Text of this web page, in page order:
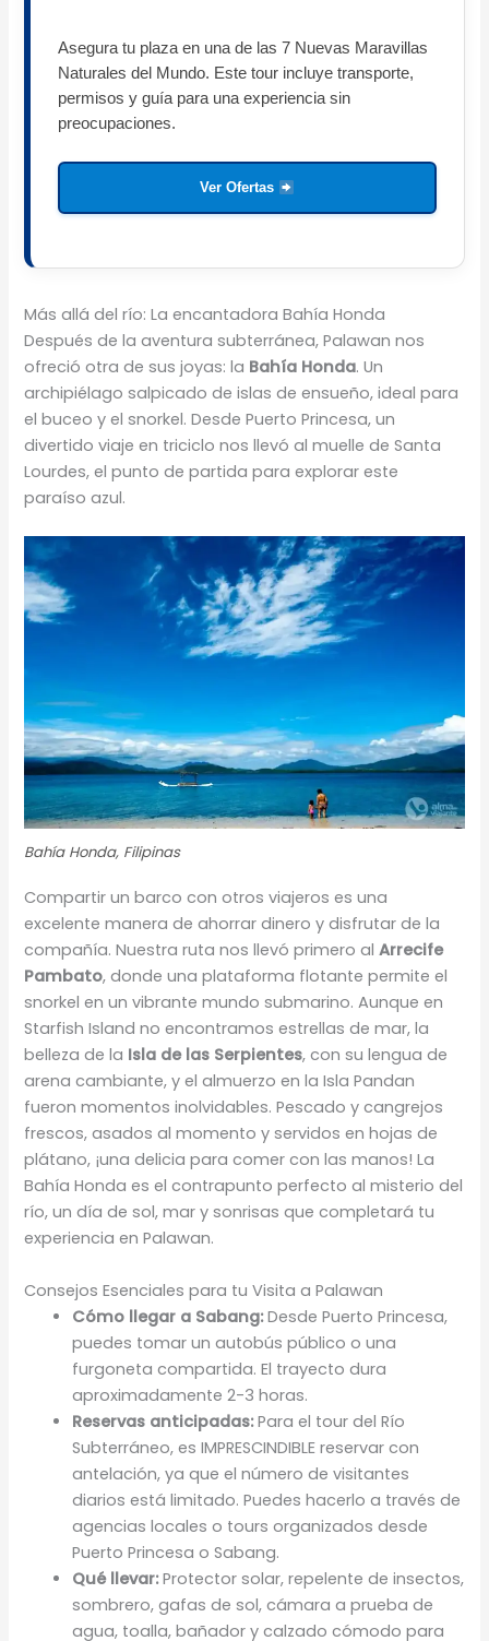
Asegura tu plaza en una de las 7 Nuevas Maravillas
Naturales del Mundo. Este tour incluye transporte,
permisos y guía para una experiencia sin
preocupaciones.
Ver Ofertas
Más allá del río: La encantadora Bahía Honda
Después de la aventura subterránea, Palawan nos
ofreció otra de sus joyas: la Bahía Honda. Un
archipiélago salpicado de islas de ensueño, ideal para
el buceo y el snorkel. Desde Puerto Princesa, un
divertido viaje en triciclo nos llevó al muelle de Santa
Lourdes, el punto de partida para explorar este
paraíso azul.
Bahía Honda, Filipinas
Compartir un barco con otros viajeros es una
excelente manera de ahorrar dinero y disfrutar de la
compañía. Nuestra ruta nos llevó primero alArrecife
Pambato, donde una plataforma flotante permite el
snorkel en un vibrante mundo submarino. Aunque en
Starfish Island no encontramos estrellas de mar, la
belleza de la Isla de las Serpientes, con su lengua de
arena cambiante, y el almuerzo en la Isla Pandan
fueron momentos inolvidables. Pescado y cangrejos
frescos, asados al momento y servidos en hojas de
plátano, ¡una delicia para comer con las manos! La
Bahía Honda es el contrapunto perfecto al misterio del
río, un día de sol, mar y sonrisas que completará tu
experiencia en Palawan.
Consejos Esenciales para tu Visita a Palawan
Cómo llegar a Sabang:Desde Puerto Princesa,
puedes tomar un autobús público o una
furgoneta compartida. El trayecto dura
aproximadamente 2-3 horas.
Reservas anticipadas:Para el tour del Río
Subterráneo, es IMPRESCINDIBLE reservar con
antelación, ya que el número de visitantes
diarios está limitado. Puedes hacerlo a través de
agencias locales o tours organizados desde
Puerto Princesa o Sabang.
Qué llevar:Protector solar, repelente de insectos,
sombrero, gafas de sol, cámara a prueba de
agua, toalla, bañador y calzado cómodo para